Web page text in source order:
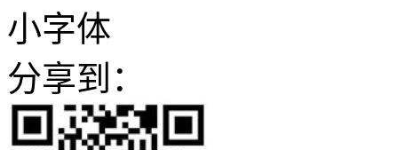
小字体
分享到：